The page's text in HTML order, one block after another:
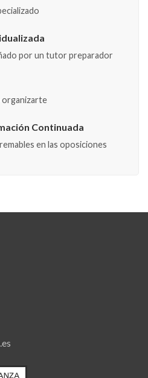
por un tutor preparador
organizarte
Continuada
en las oposiciones